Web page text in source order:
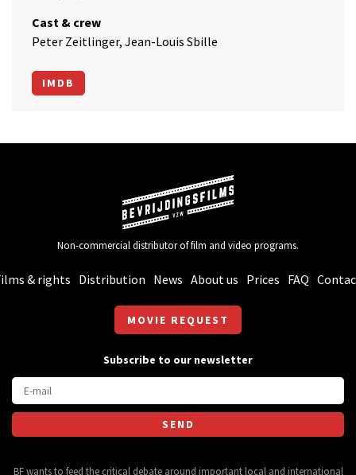
Cast & crew
Peter Zeitlinger, Jean-Louis Sbille
IMDB
Non-commercial distributor of film and video programs.
& rights Distribution News About us Prices FAQ
MOVIE REQUEST
Subscribe to our newsletter
BF wants to feed the critical debate around important local and international